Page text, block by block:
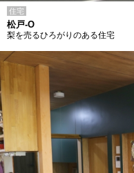
住宅
松戸-O
梨を売るひろがりのある住宅